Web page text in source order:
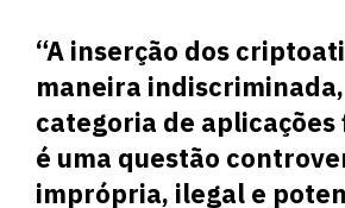
“A inserção dos
maneira
categoria de
é uma questão
imprópria, ilegal e